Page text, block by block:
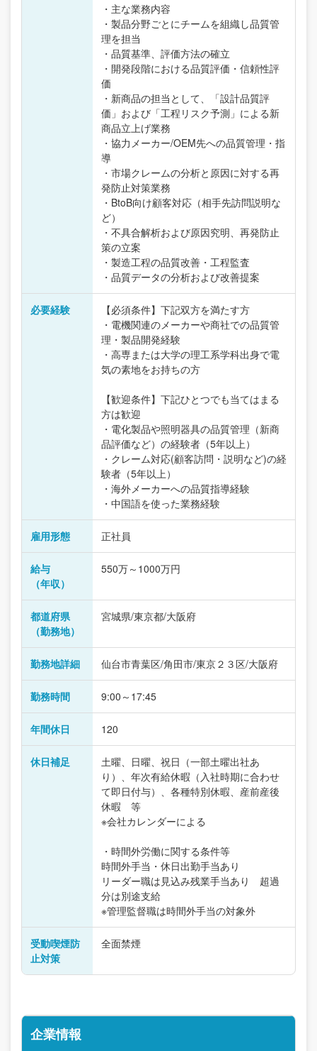
・主な業務内容
・製品分野ごとにチームを組織し品質管
理を担当
・品質基準、評価方法の確立
・開発段階における品質評価・信頼性評
価
・新商品の担当として、「設計品質評
価」および「工程リスク予測」による新
商品立上げ業務
・協力メーカー/OEM先への品質管理・指
導
・市場クレームの分析と原因に対する再
発防止対策業務
・BtoB向け顧客対応（相手先訪問説明な
ど）
・不具合解析および原因究明、再発防止
策の立案
・製造工程の品質改善・工程監査
・品質データの分析および改善提案
必要経験
【必須条件】下記双方を満たす方
・電機関連のメーカーや商社での品質管
理・製品開発経験
・高専または大学の理工系学科出身で電
気の素地をお持ちの方
【歓迎条件】下記ひとつでも当てはまる
方は歓迎
・電化製品や照明器具の品質管理（新商
品評価など）の経験者（5年以上）
・クレーム対応(顧客訪問・説明など)の経
験者（5年以上）
・海外メーカーへの品質指導経験
・中国語を使った業務経験
雇用形態 正社員
給与
（年収）
550万～1000万円
都道府県
（勤務地）
宮城県/東京都/大阪府
勤務地詳細 仙台市青葉区/角田市/東京２３区/大阪府
勤務時間 9:00～17:45
年間休日 120
休日補足
土曜、日曜、祝日（一部土曜出社あ
り）、年次有給休暇（入社時期に合わせ
て即日付与）、各種特別休暇、産前産後
休暇 等
※会社カレンダーによる
・時間外労働に関する条件等
時間外手当・休日出勤手当あり
リーダー職は見込み残業手当あり 超過
分は別途支給
※管理監督職は時間外手当の対象外
受動喫煙防
止対策
全面禁煙
企業情報